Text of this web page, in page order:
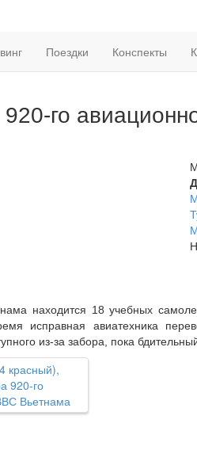
Поездки Конспекты
го
находится 18 учебных
исправная авиатехника
из-за забора, пока